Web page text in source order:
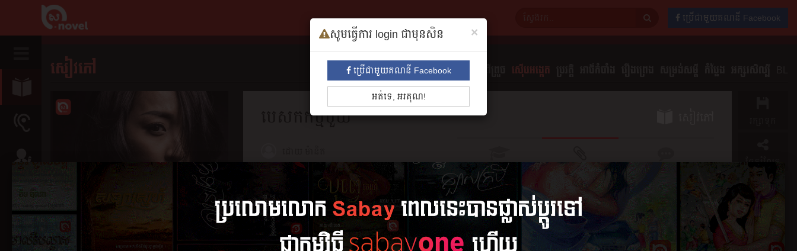
ប្រើជាមួយគណនី Facebook
សៀវភៅ ទាំងអស់ មនោសញ្ចេតនា​ គុននិយម ស៊ើបអង្កេត
បេសកកម្ម​មួយ
13 ភាគ (ចប់)
អានរឿង
សង្ខេប
ភាគ​ទី​១ ភាគ​ទី​២
២១ កុម្ភៈ ២០១៧
ចែករំលែក
×
សូមធ្វើការ login ជាមុនសិន
ប្រើជាមួយគណនី Facebook
អត់ទេ, អរគុណ!